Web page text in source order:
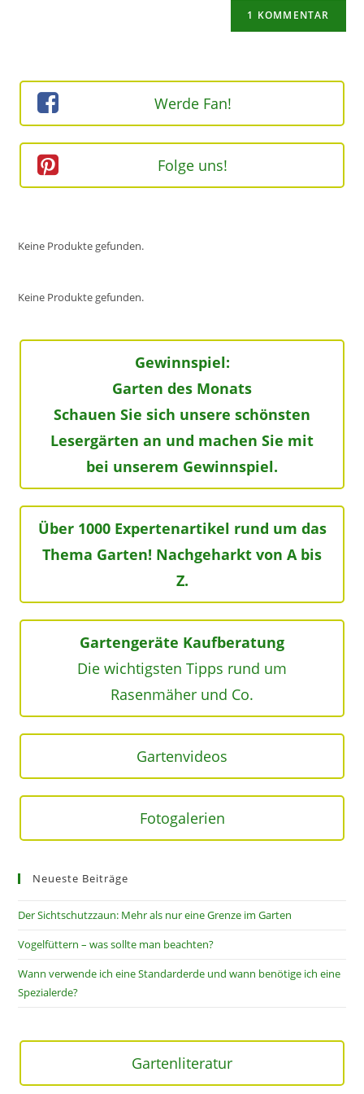
Werde Fan!
Folge uns!
Keine Produkte gefunden.
Keine Produkte gefunden.
Gewinnspiel:
Garten des Monats
Schauen Sie sich unsere schönsten
Lesergärten an und machen Sie mit
bei unserem Gewinnspiel.
Über 1000 Expertenartikel rund um das
Thema Garten! Nachgeharkt von A bis
Z.
Gartengeräte Kaufberatung
Die wichtigsten Tipps rund um
Rasenmäher und Co.
Gartenvideos
Fotogalerien
Neueste Beiträge
Der Sichtschutzzaun: Mehr als nur eine Grenze im Garten
Vogelfüttern – was sollte man beachten?
Wann verwende ich eine Standarderde und wann benötige ich eine
Spezialerde?
Gartenliteratur